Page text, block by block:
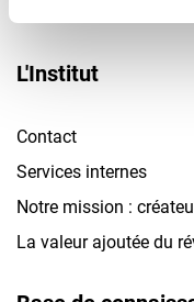
L'Institut
Contact
Services internes
Notre mission :
La valeur ajoutée du